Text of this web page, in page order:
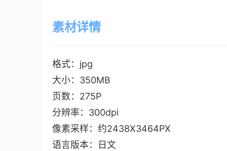
素材详情
格式：jpg
大小：350MB
页数：275P
分辨率：300dpi
像素采样：约2438X3464PX
语言版本：日文